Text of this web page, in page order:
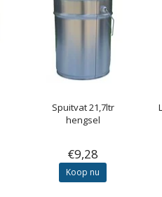
Spuitvat 21,7ltr
hengsel
€9,28
Koop nu